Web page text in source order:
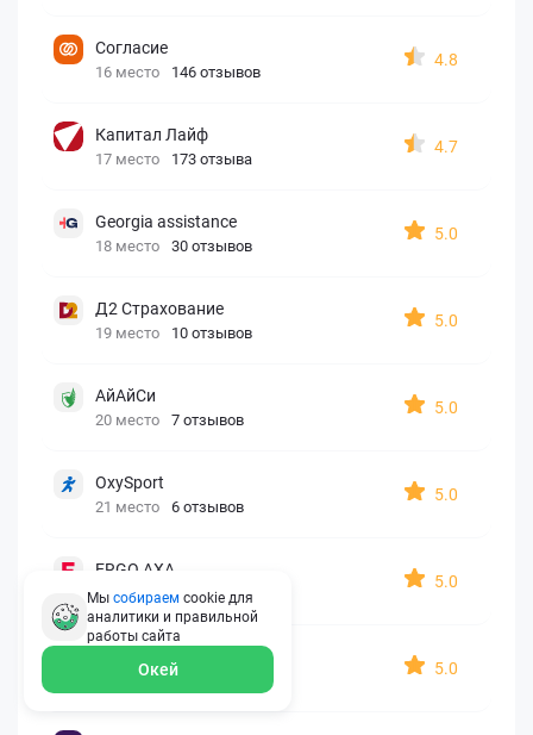
Согласие
16 место 146 отзывов
4.8
Капитал Лайф
17 место 173 отзыва
4.7
Georgia assistance
18 место 30 отзывов
5.0
Д2 Страхование
19 место 10 отзывов
5.0
АйАйСи
20 место 7 отзывов
5.0
OxySport
21 место 6 отзывов
5.0
ERGO AXA
22 место 2 отзыва
5.0
23 место 1 отзыв
5.0
Мы собираем cookie для
аналитики и правильной
работы сайта
Окей